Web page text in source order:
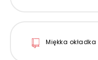
Miękka okładka